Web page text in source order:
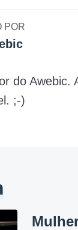
POR
do Awebic.
;-)